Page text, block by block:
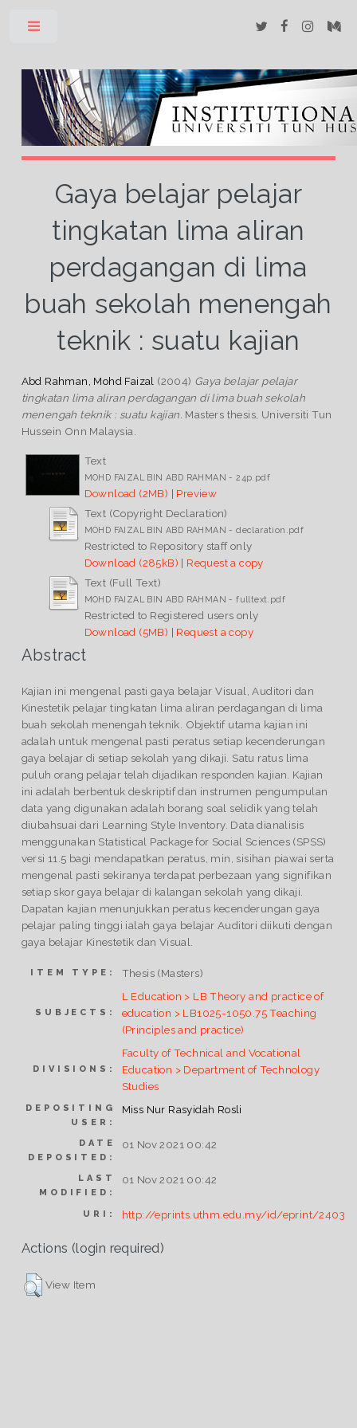
Gaya belajar pelajar
tingkatan lima aliran
perdagangan di lima
buah sekolah menengah
teknik : suatu kajian
Abd Rahman, Mohd Faizal (2004) Gaya belajar pelajar
tingkatan lima aliran perdagangan di lima buah sekolah
menengah teknik : suatu kajian. Masters thesis, Universiti Tun
Hussein Onn Malaysia.
Text
MOHD FAIZAL BIN ABD RAHMAN - 24p.pdf
Download (2MB) | Preview
Text (Copyright Declaration)
MOHD FAIZAL BIN ABD RAHMAN - declaration.pdf
Restricted to Repository staff only
Download (285kB) | Request a copy
Text (Full Text)
MOHD FAIZAL BIN ABD RAHMAN - fulltext.pdf
Restricted to Registered users only
Download (5MB) | Request a copy
Abstract
Kajian ini mengenal pasti gaya belajar Visual, Auditori dan
Kinestetik pelajar tingkatan lima aliran perdagangan di lima
buah sekolah menengah teknik. Objektif utama kajian ini
adalah untuk mengenal pasti peratus setiap kecenderungan
gaya belajar di setiap sekolah yang dikaji. Satu ratus lima
puluh orang pelajar telah dijadikan responden kajian. Kajian
ini adalah berbentuk deskriptif dan instrumen pengumpulan
data yang digunakan adalah borang soal selidik yang telah
diubahsuai dari Learning Style Inventory. Data dianalisis
menggunakan Statistical Package for Social Sciences (SPSS)
versi 11.5 bagi mendapatkan peratus, min, sisihan piawai serta
mengenal pasti sekiranya terdapat perbezaan yang signifikan
setiap skor gaya belajar di kalangan sekolah yang dikaji.
Dapatan kajian menunjukkan peratus kecenderungan gaya
pelajar paling tinggi ialah gaya belajar Auditori diikuti dengan
gaya belajar Kinestetik dan Visual.
ITEM TYPE: Thesis (Masters)
SUBJECTS:
L Education > LB Theory and practice of
education > LB1025-1050.75 Teaching
(Principles and practice)
DIVISIONS:
Faculty of Technical and Vocational
Education > Department of Technology
Studies
DEPOSITING
USER:
Miss Nur Rasyidah Rosli
DATE
DEPOSITED:
01 Nov 2021 00:42
LAST
MODIFIED:
01 Nov 2021 00:42
URI: http://eprints.uthm.edu.my/id/eprint/2403
Actions (login required)
View Item